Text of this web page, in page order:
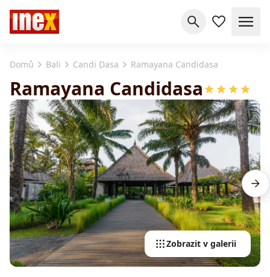
Domů Bali Candi Dasa Ramayana Candidasa
Ramayana Candidasa
Zobrazit v galerii